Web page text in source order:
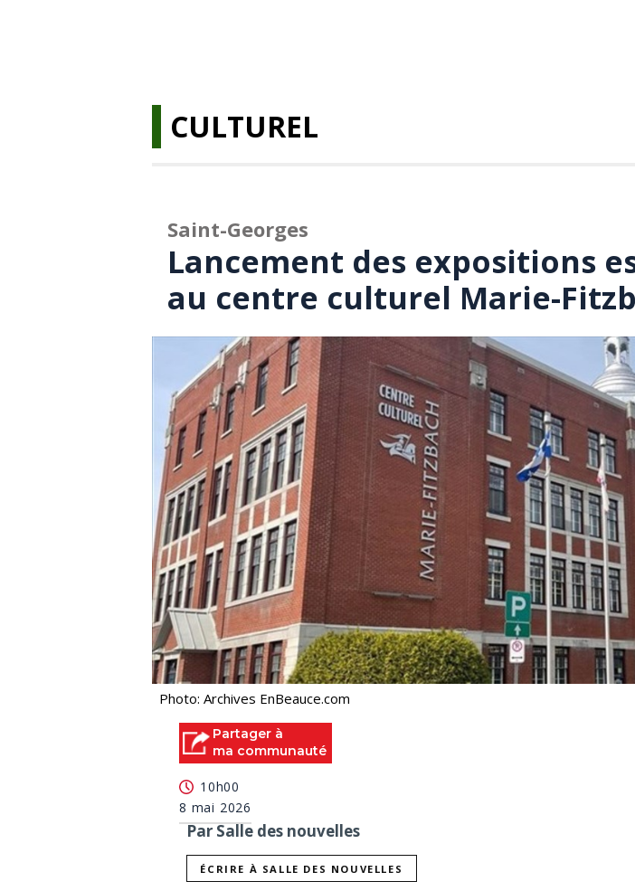
CULTUREL
Saint-Georges
Lancement des expositions
au centre culturel Marie-
Photo: Archives EnBeauce.com
Partager à
ma communauté
10h00
8 mai 2026
Par Salle des nouvelles
ÉCRIRE À SALLE DES NOUVELLES